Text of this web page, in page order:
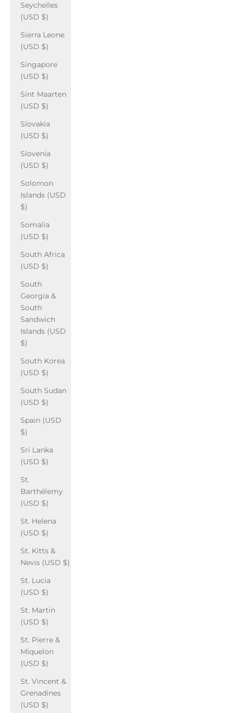
Seychelles
(USD $)
Sierra Leone
(USD $)
Singapore
(USD $)
Sint Maarten
(USD $)
Slovakia
(USD $)
Slovenia
(USD $)
Solomon
Islands (USD
$)
Somalia
(USD $)
South Africa
(USD $)
South
Georgia &
South
Sandwich
Islands (USD
$)
South Korea
(USD $)
South Sudan
(USD $)
Spain (USD
$)
Sri Lanka
(USD $)
St.
Barthélemy
(USD $)
St. Helena
(USD $)
St. Kitts &
Nevis (USD $)
St. Lucia
(USD $)
St. Martin
(USD $)
St. Pierre &
Miquelon
(USD $)
St. Vincent &
Grenadines
(USD $)